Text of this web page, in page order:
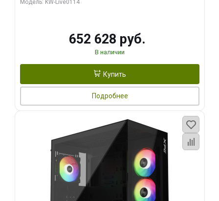
Модель: KW-Live0114
652 628 руб.
В наличии
Купить
Подробнее